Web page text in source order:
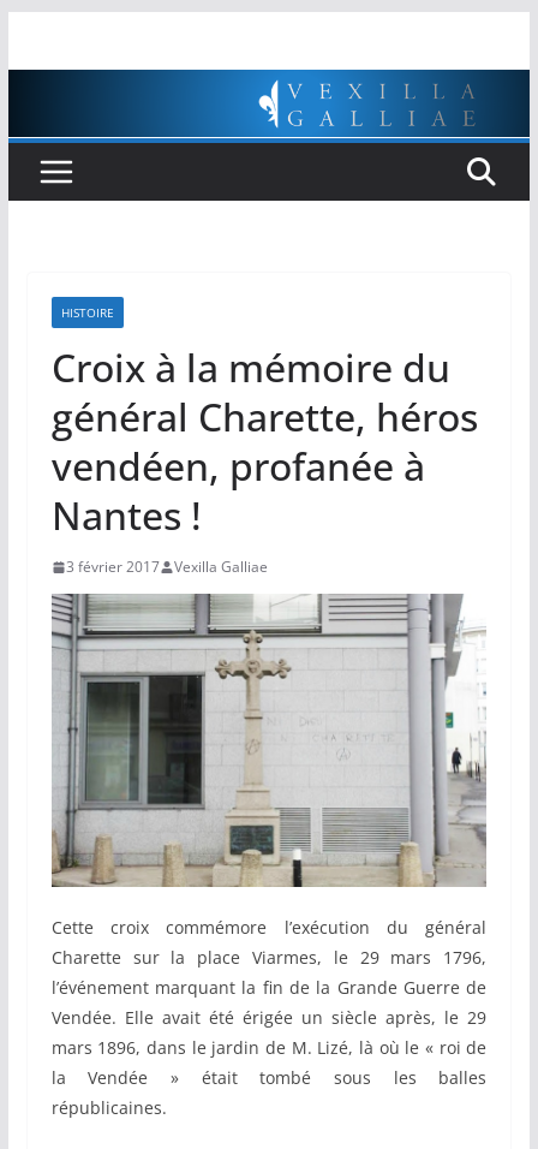
HISTOIRE
Croix à la mémoire du
général Charette, héros
vendéen, profanée à
Nantes !
3 février 2017 Vexilla Galliae
Cette croix commémore l’exécution du général
Charette sur la place Viarmes, le 29 mars 1796,
l’événement marquant la fin de la Grande Guerre de
Vendée. Elle avait été érigée un siècle après, le 29
mars 1896, dans le jardin de M. Lizé, là où le « roi de
la Vendée » était tombé sous les balles
républicaines.